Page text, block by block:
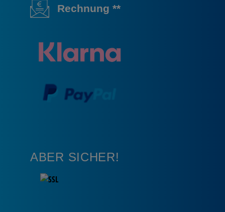
Rechnung **
ABER SICHER!